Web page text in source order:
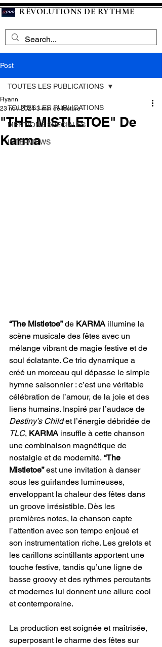
RÉVOLUTIONS DE RYTHME
Post
TOUTES LES PUBLICATIONS
MENTIONS SPECIALES
INTERVIEWS
TOUTES LES PUBLICATIONS
"THE MISTLETOE" De
Karma
Ryann
23 nov. 2024 3 min de lecture
“The Mistletoe” de KARMA illumine la
scène musicale des fêtes avec un
mélange vibrant de magie festive et de
soul éclatante. Ce trio dynamique a
créé un morceau qui dépasse le simple
hymne saisonnier : c’est une véritable
célébration de l’amour, de la joie et des
liens humains. Inspiré par l’audace de
Destiny’s Child et l’énergie débridée de
TLC, KARMA insuffle à cette chanson
une combinaison magnétique de
nostalgie et de modernité. “The
Mistletoe” est une invitation à danser
sous les guirlandes lumineuses,
enveloppant la chaleur des fêtes dans
un groove irrésistible. Dès les
premières notes, la chanson capte
l’attention avec son tempo enjoué et
son instrumentation riche. Les grelots et
les carillons scintillants apportent une
touche festive, tandis qu’une ligne de
basse groovy et des rythmes percutants
et modernes lui donnent une allure cool
et contemporaine.
La production est soignée et maîtrisée,
superposant le charme des fêtes sur